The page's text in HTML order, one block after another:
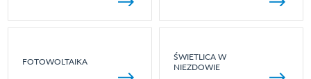
FOTOWOLTAIKA
ŚWIETLICA W
NIEZDOWIE